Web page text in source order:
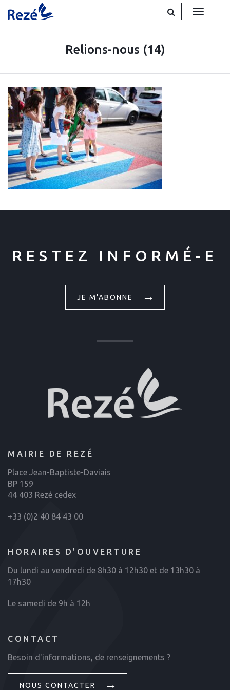
Gestion des traceurs
RECHERCHE
MENU
Relions-nous (14)
RESTEZ INFORMÉ-E
JE M'ABONNE
MAIRIE DE REZÉ
Place Jean-Baptiste-Daviais
BP 159
44 403 Rezé cedex
+33 (0)2 40 84 43 00
HORAIRES D'OUVERTURE
Du lundi au vendredi de 8h30 à 12h30 et de 13h30 à
17h30
Le samedi de 9h à 12h
CONTACT
Besoin d'informations, de renseignements ?
NOUS CONTACTER